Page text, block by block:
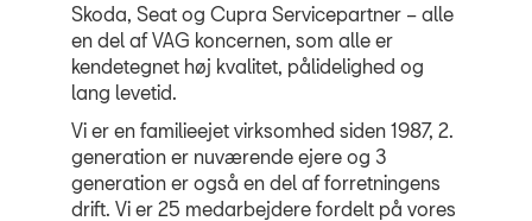
Skoda, Seat og Cupra Servicepartner – alle
en del af VAG koncernen, som alle er
kendetegnet høj kvalitet, pålidelighed og
lang levetid.
Vi er en familieejet virksomhed siden 1987, 2.
generation er nuværende ejere og 3
generation er også en del af forretningens
drift. Vi er 25 medarbejdere fordelt på vores